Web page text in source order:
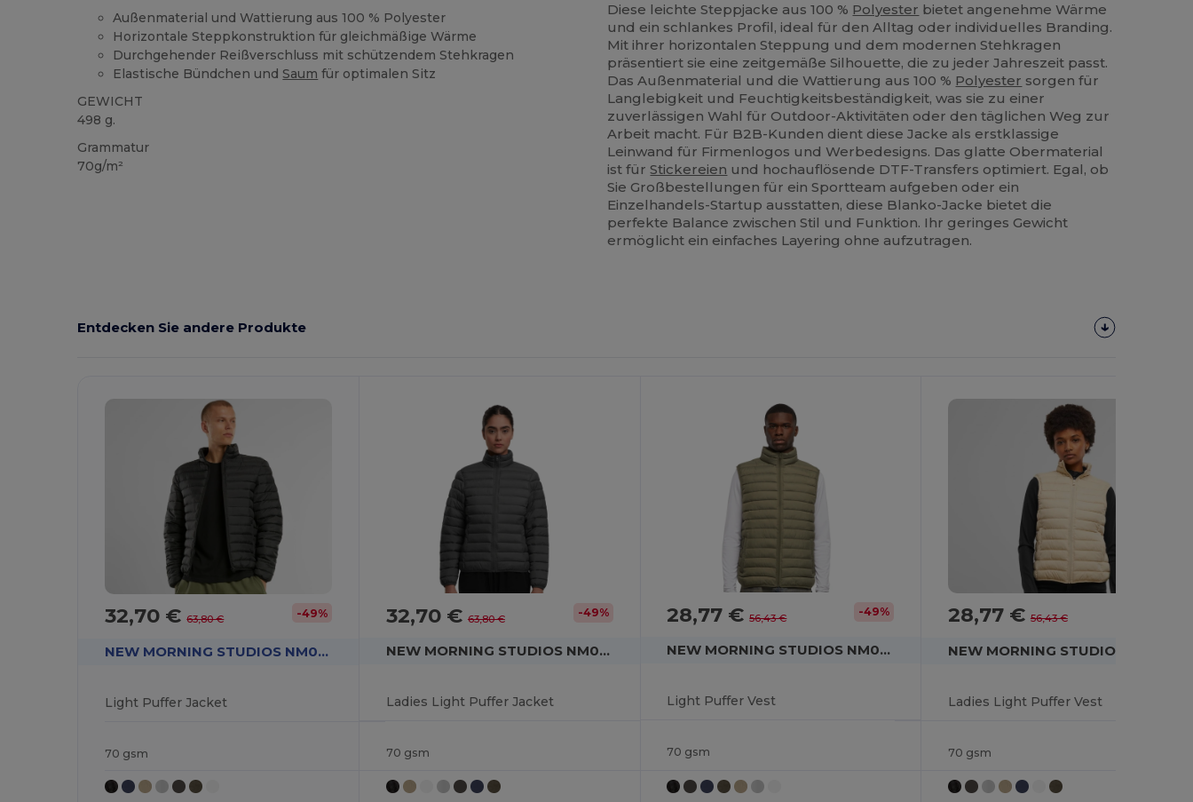
Außenmaterial und Wattierung aus 100 % Polyester
Horizontale Steppkonstruktion für gleichmäßige Wärme
Durchgehender Reißverschluss mit schützendem Stehkragen
Elastische Bündchen undSaum für optimalen Sitz
GEWICHT
498 g.
Grammatur
70g/m²
Diese leichte Steppjacke aus 100 % Polyester bietet angenehme Wärme
und ein schlankes Profil, ideal für den Alltag oder individuelles Branding.
Mit ihrer horizontalen Steppung und dem modernen Stehkragen
präsentiert sie eine zeitgemäße Silhouette, die zu jeder Jahreszeit passt.
Das Außenmaterial und die Wattierung aus 100 % Polyester sorgen für
Langlebigkeit und Feuchtigkeitsbeständigkeit, was sie zu einer
zuverlässigen Wahl für Outdoor-Aktivitäten oder den täglichen Weg zur
Arbeit macht. Für B2B-Kunden dient diese Jacke als erstklassige
Leinwand für Firmenlogos und Werbedesigns. Das glatte Obermaterial
ist fürStickereien und hochauflösende DTF-Transfers optimiert. Egal, ob
Sie Großbestellungen für ein Sportteam aufgeben oder ein
Einzelhandels-Startup ausstatten, diese Blanko-Jacke bietet die
perfekte Balance zwischen Stil und Funktion. Ihr geringes Gewicht
ermöglicht ein einfaches Layering ohne aufzutragen.
Entdecken Sie andere Produkte
32,70 €63,80 € -49%
NEW MORNING STUDIOS NM031
Light Puffer Jacket
70 gsm
32,70 € 63,80 € -49%
NEW MORNING STUDIOS NM030
Ladies Light Puffer Jacket
70 gsm
28,77 €56,43 € -49%
NEW MORNING STUDIOS NM033
Light Puffer Vest
70 gsm
28,77 € 56,43 €
Ladies Light Puffer Vest
70 gsm